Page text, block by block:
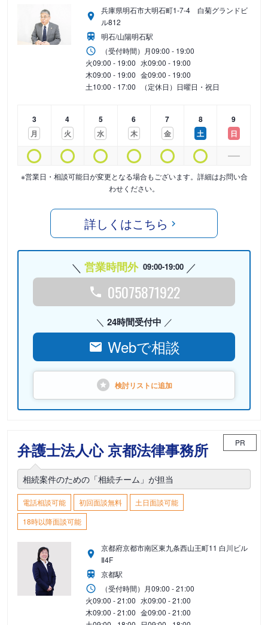
兵庫県明石市大明石町1-7-4 白菊グランドビ
ル812
明石/山陽明石駅
（受付時間） 月09:00 - 19:00
火09:00 - 19:00 水09:00 - 19:00
木09:00 - 19:00 金09:00 - 19:00
土10:00 - 17:00 （定休日）日曜日・祝日
3
月
4
火
5
水
6
木
7
金
8
土
9
日
※営業日・相談可能日が変更となる場合もございます。詳細はお問い合
わせください。
詳しくはこちら
営業時間外 09:00-19:00
05075871922
24時間受付中
Webで相談
検討リストに追加
弁護士法人心 京都法律事務所 PR
相続案件のための「相続チーム」が担当
電話相談可能 初回面談無料
土日面談可能
18時以降面談可能
京都府京都市南区東九条西山王町11 白川ビル
Ⅱ4F
京都駅
（受付時間） 月09:00 - 21:00
火09:00 - 21:00 水09:00 - 21:00
木09:00 - 21:00 金09:00 - 21:00